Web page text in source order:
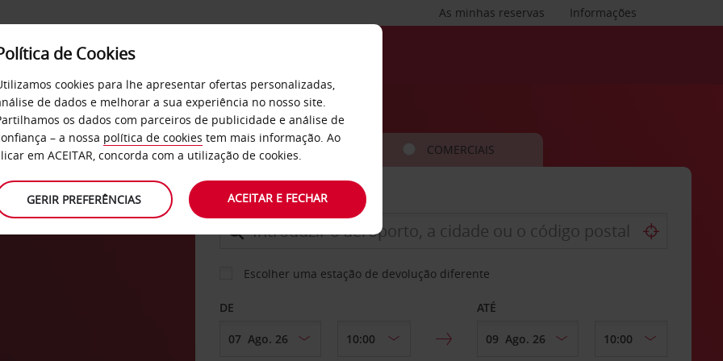
Informações
As minhas reservas
SERVIÇOS EMPRESAS
CARRO COMERCIAIS
LEVANTAR EM
Escolher uma estação de devolução diferente
DE ATÉ
de Cookies
cookies para lhe apresentar ofertas personalizadas,
de dados e melhorar a sua experiência no nosso site.
os dados com parceiros de publicidade e análise de
– a nossa política de cookies tem mais informação. Ao
em ACEITAR, concorda com a utilização de cookies.
GERIR PREFERÊNCIAS ACEITAR E FECHAR